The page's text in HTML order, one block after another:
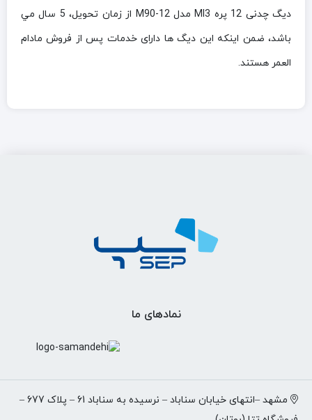
دیگ چدنی 12 پره MI3 مدل M90-12 از زمان تحويل، 5 سال مي
باشد، ضمن اینکه این دیگ ها دارای خدمات پس از فروش مادام
العمر هستند.
نمادهای ما
مشهد –انتهای خیابان سناباد – نرسیده به سناباد 61 – پلاک 677 –